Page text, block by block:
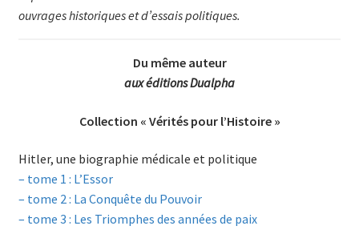
ouvrages historiques et d’essais politiques.
Du même auteur
aux éditions Dualpha
Collection « Vérités pour l’Histoire »
Hitler, une biographie médicale et politique
– tome 1 : L’Essor
– tome 2 : La Conquête du Pouvoir
– tome 3 : Les Triomphes des années de paix